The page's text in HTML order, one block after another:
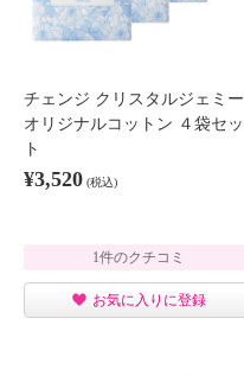
チェンジ クリスタルジェミー
オリジナルコットン ４袋セッ
ト
¥3,520 (税込)
1件のクチコミ
お気に入りに登録